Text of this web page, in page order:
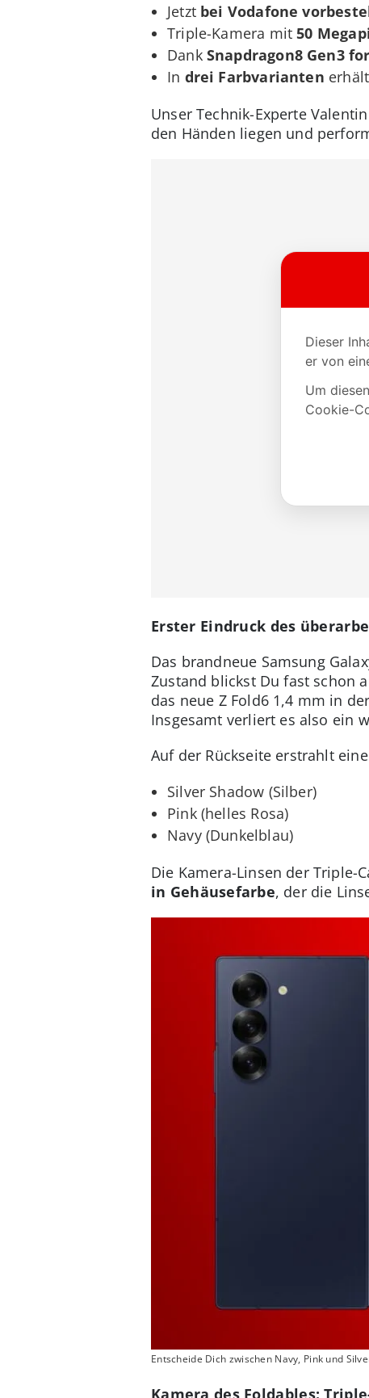
Jetzt bei Vodafone
Triple-Kamera mit50
Dank Snapdragon8 Gen3
In drei Farbvarianten
Unser Technik-Experte
den Händen liegen und
Erster Eindruck des
Das brandneue Samsung
Zustand blickst Du fast schon
das neue Z Fold6 1,4 mm in
Insgesamt verliert es also ein
Auf der Rückseite erstrahlt
Silver Shadow (Silber)
Pink (helles Rosa)
Navy (Dunkelblau)
Die Kamera-Linsen der
in Gehäusefarbe, der die
Entscheide Dich zwischen Navy, Pink und